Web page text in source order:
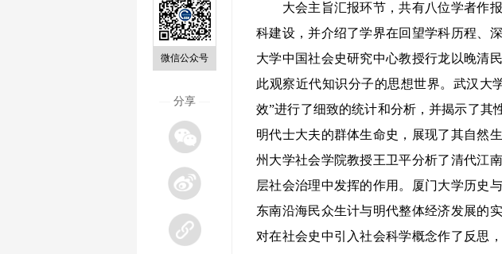
微信公众号
分享
大会主旨汇报环节，共有八位学者作报
科建设，并介绍了学界在回望学科历程、
大学中国社会史研究中心教授行龙以晚清
此观察近代知识分子的思想世界。武汉大
效”进行了细致的统计和分析，并揭示了其
明代士大夫的群体生命史，展现了其自然
州大学社会学院教授王卫平分析了清代江
层社会治理中发挥的作用。厦门大学历史
东南沿海民众生计与明代整体经济发展的
对在社会史中引入社会科学概念作了反思